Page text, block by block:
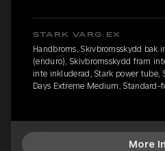
STARK VARG EX
Handbroms, Skivbromsskydd bak
(enduro), Skivbromsskydd fram
inte inkluderad, Stark power tube,
Days Extreme Medium,
More